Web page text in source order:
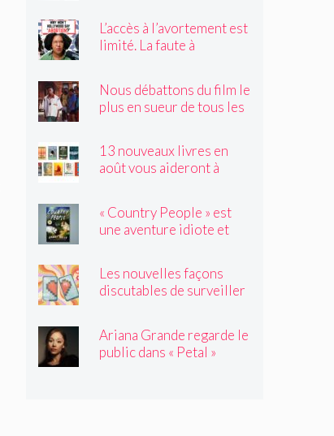
Pourrait-il être déplacé ?
L’accès à l’avortement est
limité. La faute à
Nous débattons du film le
plus en sueur de tous les
13 nouveaux livres en
août vous aideront à
« Country People » est
une aventure idiote et
Les nouvelles façons
discutables de surveiller
Ariana Grande regarde le
public dans « Petal »